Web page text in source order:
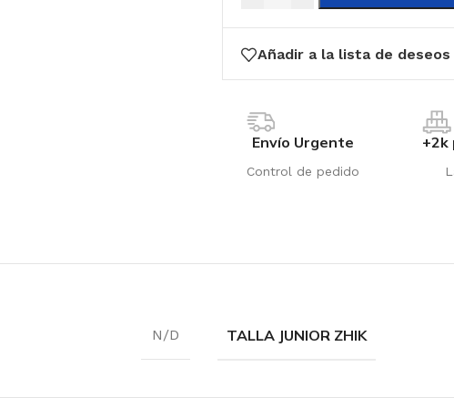
Añadir a la lista de deseos
Envío Urgente
Control de pedido
+2k
N/D TALLA JUNIOR ZHIK